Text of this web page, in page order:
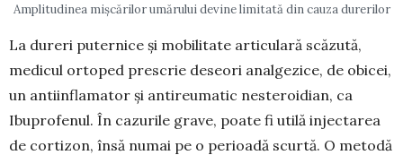
Amplitudinea mișcărilor umărului devine limitată din cauza durerilor
La dureri puternice și mobilitate articulară scăzută,
medicul ortoped prescrie deseori analge­zice, de obicei,
un antiinflamator și antireumatic nesteroidian, ca
Ibuprofenul. În cazurile grave, poate fi utilă injectarea
de cortizon, însă numai pe o perioadă scurtă. O metodă